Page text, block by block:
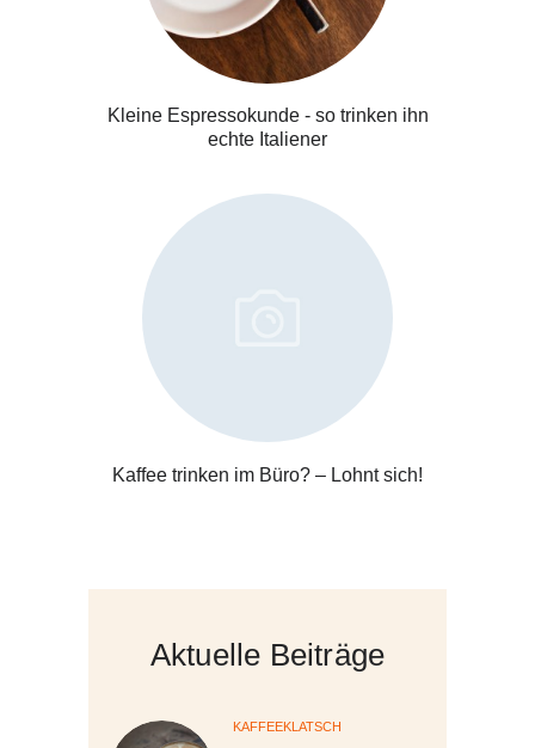
Kleine Espressokunde - so trinken ihn
echte Italiener
Kaffee trinken im Büro? – Lohnt sich!
Aktuelle Beiträge
KAFFEEKLATSCH